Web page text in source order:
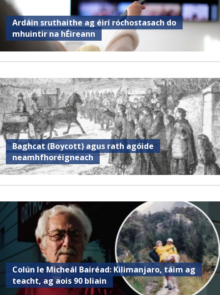
Ardáin sruthaithe ag éirí róchostasach do
mhuintir na hÉireann
Baghcat (Boycott) agus rath agóide
neamhfhoréigneach
Colún le Micheál Bairéad: Kilimanjaro, táim ag
teacht, ag aois 90 bliain